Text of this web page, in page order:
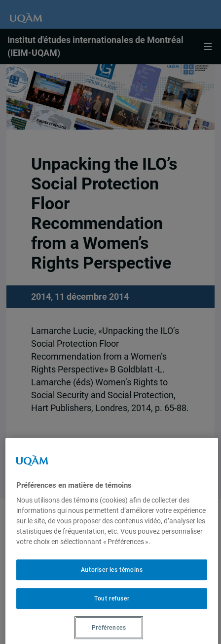
Institut d'études internationales de Montréal
(IEIM-UQAM)
Unpacking the ILO’s
Social Protection
Floor
Recommendation
from a Women’s
Rights Perspective
2014, 11 décembre 2014
Lamarche Lucie, «Unpacking the ILO’s
Social Protection Floor
Recommendation from a Women’s
Rights Perspective» B Goldblatt -L.
Lamarche (éds) Women’s Rights to
Social Security and Social Protection,
Hart Publishers, Londres, 2014, p. 65-88.
Produit par
Centre de
recherche en
citoyenneté
(CRIEC)
Préférences en matière de témoins
Nous utilisons des témoins (cookies) afin de collecter des
informations qui nous permettent d’améliorer votre expérience
sur le site, de vous proposer des contenus vidéo, d’analyser les
statistiques de fréquentation, etc. Vous pouvez personnaliser
votre choix en sélectionnant « Préférences ».
Tout refuser
Autoriser les témoins
Préférences